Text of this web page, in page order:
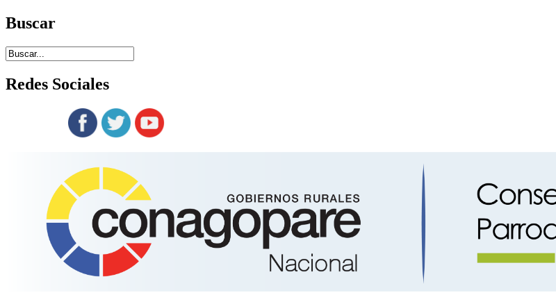
Buscar
Redes Sociales